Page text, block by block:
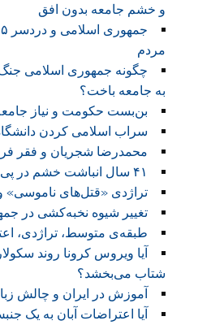
و خشم جامعه بدون افق
مردم
چگونه جمهوری اسلامی
به جامعه باخت؟
بن‌بست حکومت و نیاز
سراب اسلامی کردن
محمدرضا شجریان و فقر
۴۱ سال انباشت خشم در پی ۴۱ سال سیاست اعدام
تراژدی «قتل‌های ناموسی»
تغییر شیوه نخبه‌کشی در
طبقه‌ی متوسط، تراژدی،
آیا ویروس کرونا روند
شتاب می‌بخشد؟
آموزش در ایران و چالش
آیا اعتراضات آبان به یک